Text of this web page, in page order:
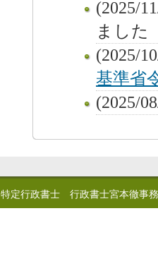
(2025/
ました
(2025/
基準省
(2025/
特定行政書士 行政書士宮本徹事務